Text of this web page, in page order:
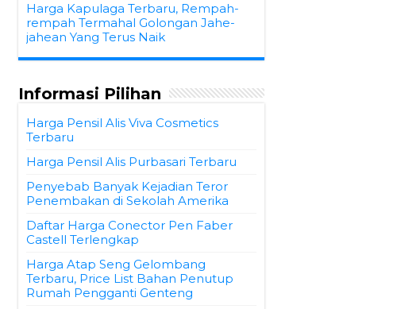
Harga Kapulaga Terbaru, Rempah-
rempah Termahal Golongan Jahe-
jahean Yang Terus Naik
Informasi Pilihan
Harga Pensil Alis Viva Cosmetics
Terbaru
Harga Pensil Alis Purbasari Terbaru
Penyebab Banyak Kejadian Teror
Penembakan di Sekolah Amerika
Daftar Harga Conector Pen Faber
Castell Terlengkap
Harga Atap Seng Gelombang
Terbaru, Price List Bahan Penutup
Rumah Pengganti Genteng